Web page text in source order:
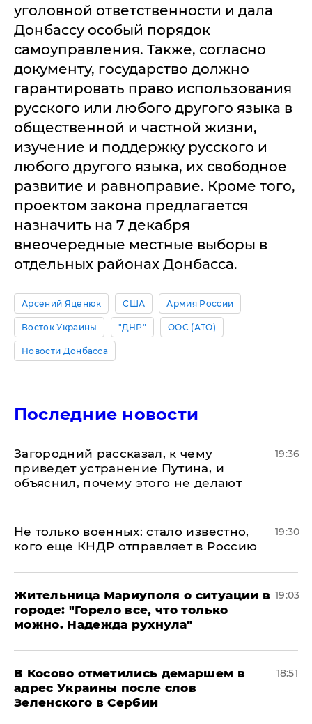
уголовной ответственности и дала
Донбассу особый порядок
самоуправления. Также, согласно
документу, государство должно
гарантировать право использования
русского или любого другого языка в
общественной и частной жизни,
изучение и поддержку русского и
любого другого языка, их свободное
развитие и равноправие. Кроме того,
проектом закона предлагается
назначить на 7 декабря
внеочередные местные выборы в
отдельных районах Донбасса.
Арсений Яценюк США Армия России
Восток Украины "ДНР" ООС (АТО)
Новости Донбасса
Последние новости
Загородний рассказал, к чему
приведет устранение Путина, и
объяснил, почему этого не делают
19:36
Не только военных: стало известно,
кого еще КНДР отправляет в Россию
19:30
Жительница Мариуполя о ситуации в
городе: "Горело все, что только
можно. Надежда рухнула"
19:03
В Косово отметились демаршем в
адрес Украины после слов
Зеленского в Сербии
18:51